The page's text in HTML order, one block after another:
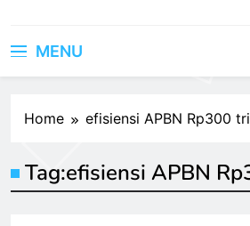
MENU
Home efisiensi APBN Rp300
Tag:efisiensi APBN